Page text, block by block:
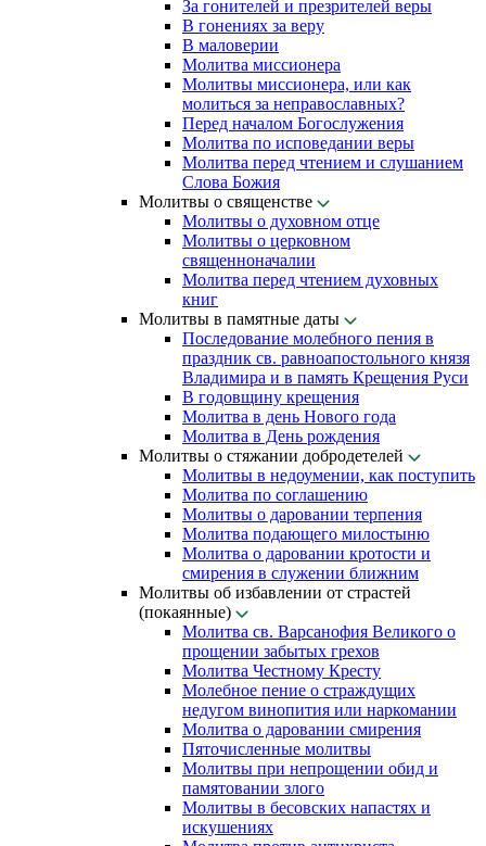
За гонителей и презрителей веры
В гонениях за веру
В маловерии
Молитва миссионера
Молитвы миссионера, или как
молиться за неправославных?
Перед началом Богослужения
Молитва по исповедании веры
Молитва перед чтением и слушанием
Слова Божия
Молитвы о священстве
Молитвы о духовном отце
Молитвы о церковном
священноначалии
Молитва перед чтением духовных
книг
Молитвы в памятные даты
Последование молебного пения в
праздник св. равноапостольного князя
Владимира и в память Крещения Руси
В годовщину крещения
Молитва в день Нового года
Молитва в День рождения
Молитвы о стяжании добродетелей
Молитвы в недоумении, как поступить
Молитва по соглашению
Молитвы о даровании терпения
Молитва подающего милостыню
Молитва о даровании кротости и
смирения в служении ближним
Молитвы об избавлении от страстей
(покаянные)
Молитва св. Варсанофия Великого о
прощении забытых грехов
Молитва Честному Кресту
Молебное пение о страждущих
недугом винопития или наркомании
Молитва о даровании смирения
Пяточисленные молитвы
Молитвы при непрощении обид и
памятовании злого
Молитвы в бесовских напастях и
искушениях